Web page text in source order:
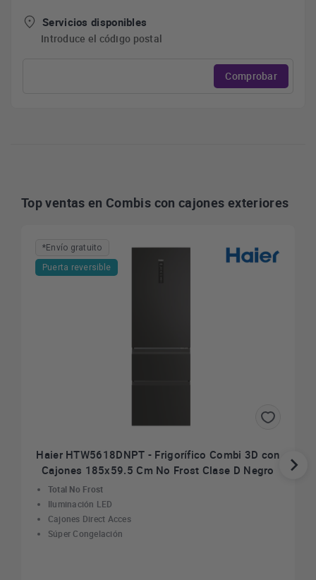
Servicios disponibles
Introduce el código postal
Comprobar
Top ventas en Combis con cajones exteriores
*Envío gratuito
Puerta reversible
Haier HTW5618DNPT - Frigorífico Combi 3D con
Cajones 185x59.5 Cm No Frost Clase D Negro
Total No Frost
Iluminación LED
Cajones Direct Acces
Súper Congelación